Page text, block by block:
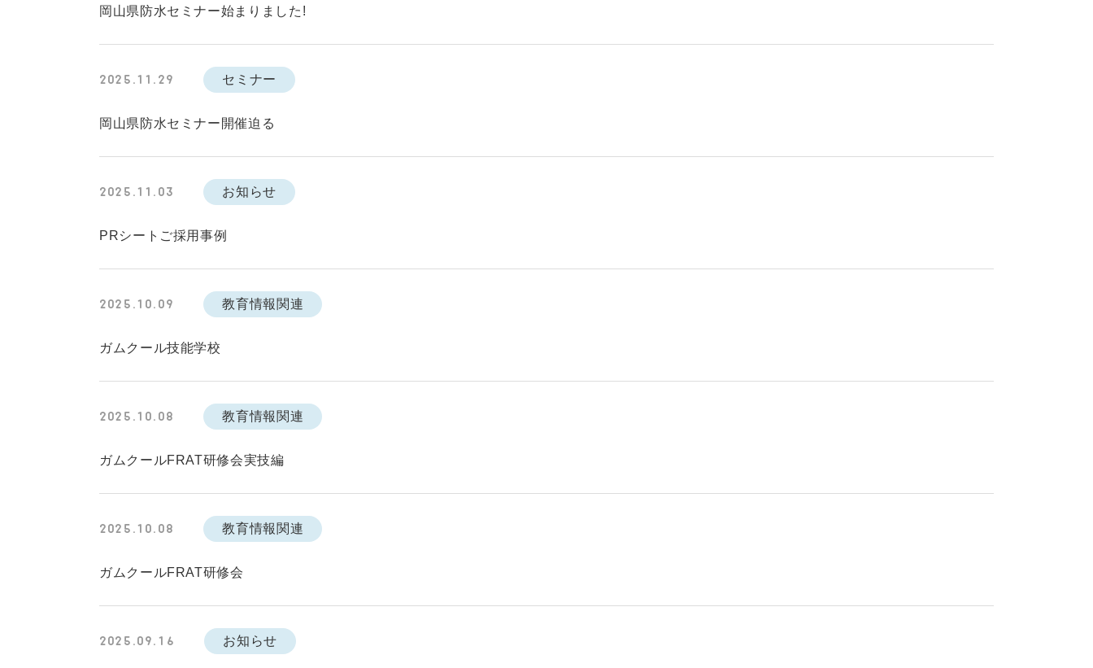
岡山県防水セミナー始まりました!
2025.11.29 セミナー
岡山県防水セミナー開催迫る
2025.11.03 お知らせ
PRシートご採用事例
2025.10.09 教育情報関連
ガムクール技能学校
2025.10.08 教育情報関連
ガムクールFRAT研修会実技編
2025.10.08 教育情報関連
ガムクールFRAT研修会
2025.09.16 お知らせ